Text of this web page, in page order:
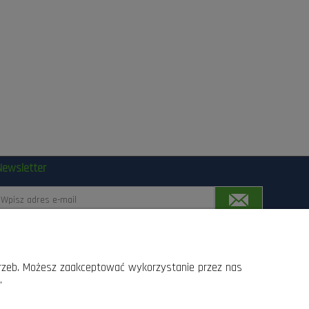
siedziba w Radomiu przy ul. Słowackiego 157 srodkami
elektronicznej, z których przesyłania w
Możesz zaakceptować wykorzystanie przez nas